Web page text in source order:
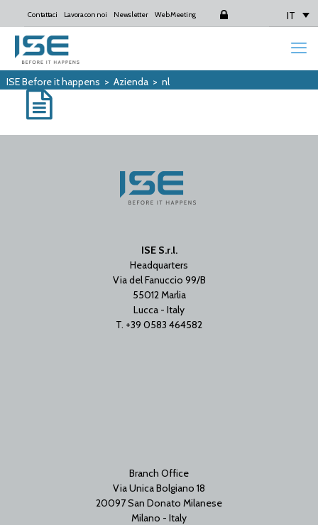
Contattaci Lavora con noi Newsletter Web Meeting IT
ISE Before it happens > Azienda> nl
ISE S.r.l.
Headquarters
Via del Fanuccio 99/B
55012 Marlia
Lucca - Italy
T. +39 0583 464582
Branch Office
Via Unica Bolgiano 18
20097 San Donato Milanese
Milano - Italy